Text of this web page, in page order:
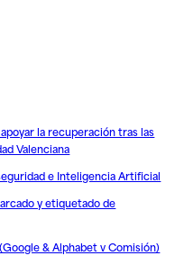
la recuperación tras las
Valenciana
e Inteligencia Artificial
y etiquetado de
& Alphabet v Comisión)